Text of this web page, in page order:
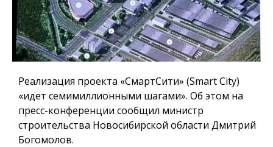
Реализация проекта «СмартСити» (Smart City)
«идет семимиллионными шагами». Об этом на
пресс-конференции сообщил министр
строительства Новосибирской области Дмитрий
Богомолов.